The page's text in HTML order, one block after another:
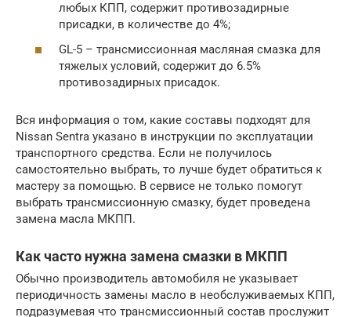
любых КПП, содержит противозадирные
присадки, в количестве до 4%;
GL-5 – трансмиссионная масляная смазка для
тяжелых условий, содержит до 6.5%
противозадирных присадок.
Вся информация о том, какие составы подходят для
Nissan Sentra указано в инструкции по эксплуатации
транспортного средства. Если не получилось
самостоятельно выбрать, то лучше будет обратиться к
мастеру за помощью. В сервисе не только помогут
выбрать трансмиссионную смазку, будет проведена
замена масла МКПП.
Как часто нужна замена смазки в МКПП
Обычно производитель автомобиля не указывает
периодичность замены масло в необслуживаемых КПП,
подразумевая что трансмиссионный состав прослужит